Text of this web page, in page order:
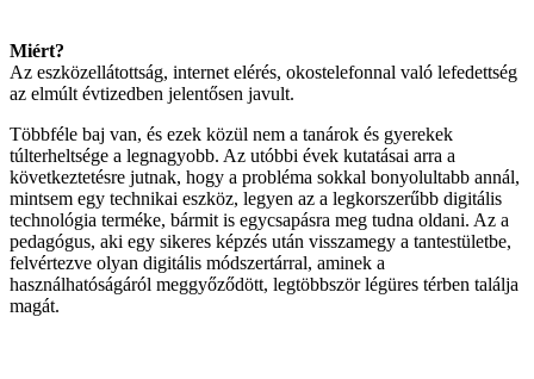
Miért?
Az eszközellátottság, internet elérés, okostelefonnal való lefedettség
az elmúlt évtizedben jelentősen javult.
Többféle baj van, és ezek közül nem a tanárok és gyerekek
túlterheltsége a legnagyobb. Az utóbbi évek kutatásai arra a
következtetésre jutnak, hogy a probléma sokkal bonyolultabb annál,
mintsem egy technikai eszköz, legyen az a legkorszerűbb digitális
technológia terméke, bármit is egycsapásra meg tudna oldani. Az a
pedagógus, aki egy sikeres képzés után visszamegy a tantestületbe,
felvértezve olyan digitális módszertárral, aminek a
használhatóságáról meggyőződött, legtöbbször légüres térben találja
magát.